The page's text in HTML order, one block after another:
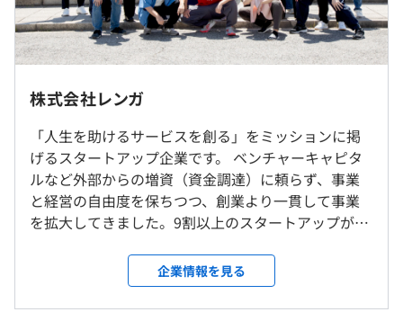
な可能性が存在します。
◆エンジニアを取り巻く環境
入、ツール購入、モニター/椅子等の整備など、仕事環境
を重視しています。
また能力だけでなく人間性も重視した採用を行っているた
め、チームの人間関係も（上下含めて）良好であり、個々
が能力を発揮しやすい環境です。お互いを尊重する文化が
根付いています。
◆普及製品で満足できなければ自分たちで創る
自社開発したABテストツールを作るなど、使いづらけれ
週２－３日オフィス出社
＜雇入時＞
東京本社、および自宅
＜変更範囲＞
変更なし
受動喫煙防止措置に関する事項
従業員に対する受動喫煙対策：あり
10:00～19:00
休憩を取る
20時間未満の者もいれば45時間の者もいる
◆年間休日124-125日 ※毎年のカレンダー（暦）による
・土日祝日（実績ベースでも直近１年間の土日祝日勤務は
株式会社レンガ
「人生を助けるサービスを創る」をミッションに掲
げるスタートアップ企業です。 ベンチャーキャピタ
ルなど外部からの増資（資金調達）に頼らず、事業
と経営の自由度を保ちつつ、創業より一貫して事業
を拡大してきました。9割以上のスタートアップが外
かることが、住む前に少しでもわかっていたら”とい
う思いを実現すべく、住まいの口コミ・評価サービ
企業情報を見る